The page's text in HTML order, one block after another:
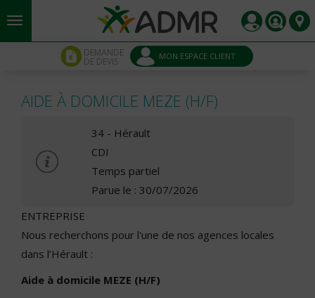
Aller au contenu principal
DEMANDE
DE DEVIS MON ESPACE CLIENT
AIDE À DOMICILE MEZE (H/F)
34 - Hérault
CDI
Temps partiel
Parue le : 30/07/2026
ENTREPRISE
Nous recherchons pour l'une de nos agences locales
dans l’Hérault :
Aide à domicile MEZE (H/F)
Panneau de gestion des cookies